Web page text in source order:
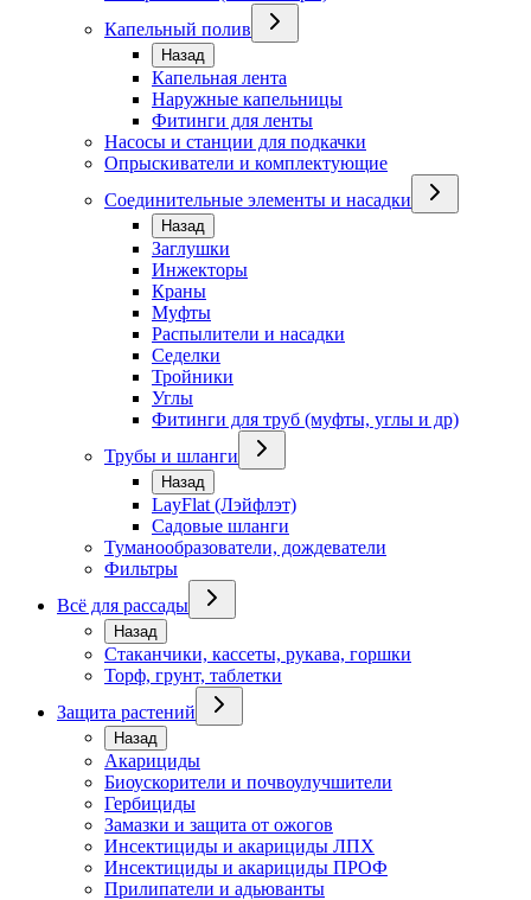
Капельный полив
Назад
Капельная лента
Наружные капельницы
Фитинги для ленты
Насосы и станции для подкачки
Опрыскиватели и комплектующие
Соединительные элементы и насадки
Назад
Заглушки
Инжекторы
Краны
Муфты
Распылители и насадки
Седелки
Тройники
Углы
Фитинги для труб (муфты, углы и др)
Трубы и шланги
Назад
LayFlat (Лэйфлэт)
Садовые шланги
Туманообразователи, дождеватели
Фильтры
Всё для рассады
Назад
Стаканчики, кассеты, рукава, горшки
Торф, грунт, таблетки
Защита растений
Назад
Акарициды
Биоускорители и почвоулучшители
Гербициды
Замазки и защита от ожогов
Инсектициды и акарициды ЛПХ
Инсектициды и акарициды ПРОФ
Прилипатели и адьюванты